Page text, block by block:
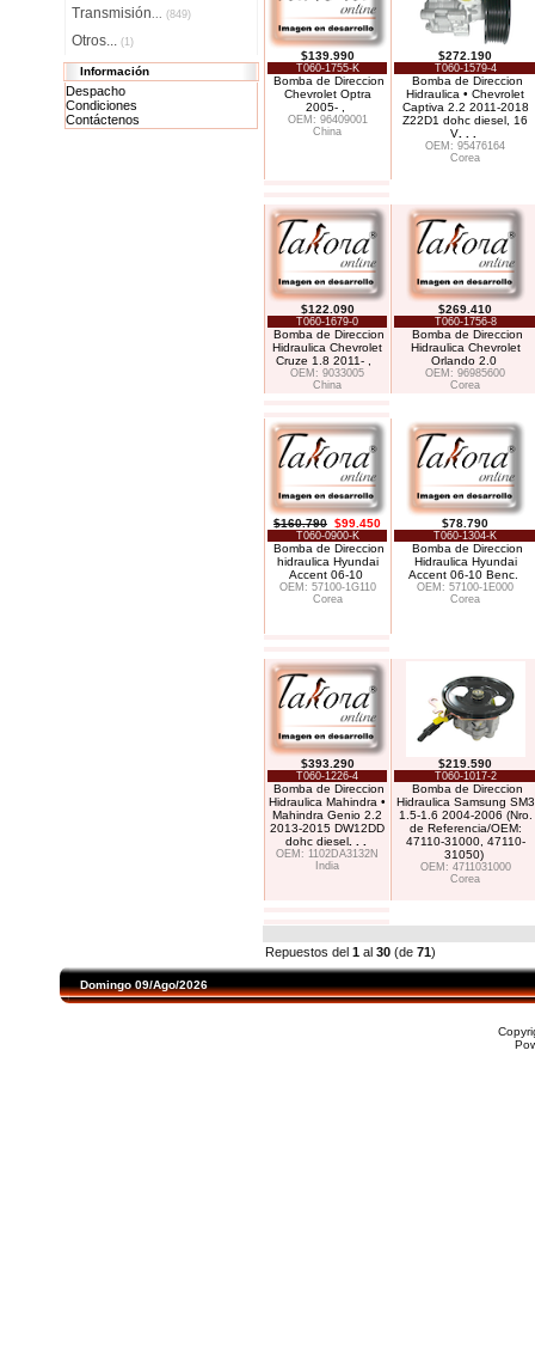
Transmisión... (849)
Otros... (1)
Información
Despacho
Condiciones
Contáctenos
$139.990
T060-1755-K
Bomba de Direccion
Chevrolet Optra
2005- ,
OEM: 96409001
China
$272.190
T060-1579-4
Bomba de Direccion
Hidraulica • Chevrolet
Captiva 2.2 2011-2018
Z22D1 dohc diesel, 16
V
OEM: 95476164
Corea
$122.090
T060-1679-0
Bomba de Direccion
Hidraulica Chevrolet
Cruze 1.8 2011- ,
OEM: 9033005
China
$269.410
T060-1756-8
Bomba de Direccion
Hidraulica Chevrolet
Orlando 2.0
OEM: 96985600
Corea
$160.790 $99.450
T060-0900-K
Bomba de Direccion
hidraulica Hyundai
Accent 06-10
OEM: 57100-1G110
Corea
$78.790
T060-1304-K
Bomba de Direccion
Hidraulica Hyundai
Accent 06-10 Benc.
OEM: 57100-1E000
Corea
$393.290
T060-1226-4
Bomba de Direccion
Hidraulica Mahindra •
Mahindra Genio 2.2
2013-2015 DW12DD
dohc diesel. . .
OEM: 1102DA3132N
India
$219.590
T060-1017-2
Bomba de Direccion
Hidraulica Samsung SM3
1.5-1.6 2004-2006 (Nro.
de Referencia/OEM:
47110-31000, 47110-
31050)
OEM: 4711031000
Corea
Repuestos del 1 al 30 (de 71)
Domingo 09/Ago/2026